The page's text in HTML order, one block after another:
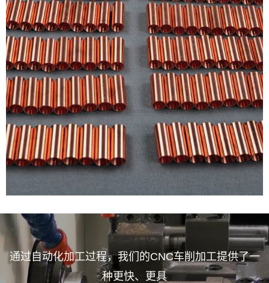
通过自动化加工过程，我们的CNC车削加工提供了一
种更快、更具